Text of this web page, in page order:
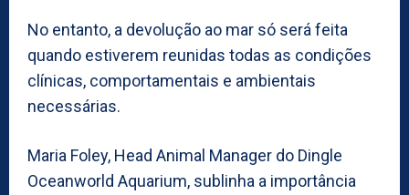
No entanto, a devolução ao mar só será feita
quando estiverem reunidas todas as condições
clínicas, comportamentais e ambientais
necessárias.
Maria Foley, Head Animal Manager do Dingle
Oceanworld Aquarium, sublinha a importância